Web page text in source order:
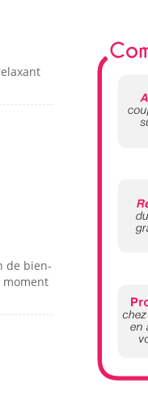
de bien-
moment